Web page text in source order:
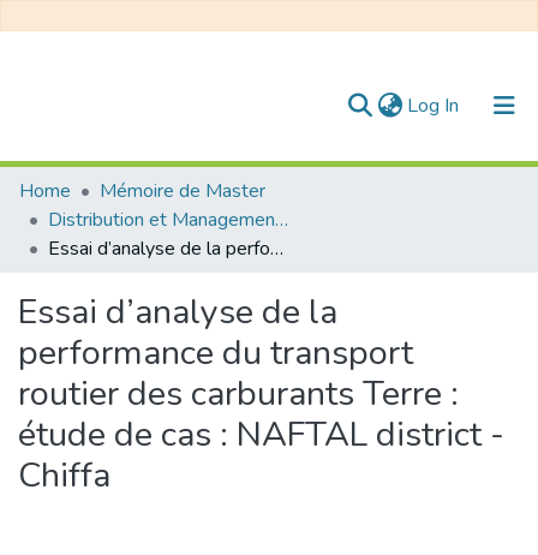
Log In (current)
Communities & Collections
All of DSpace
Home
Mémoire de Master
Distribution et Management de la Chaîne Logistique
Essai d’analyse de la performance du transport routier des carburants Terre : étude de cas : NAFTAL district - Chiffa
Essai d’analyse de la
performance du transport
routier des carburants Terre :
étude de cas : NAFTAL district -
Chiffa